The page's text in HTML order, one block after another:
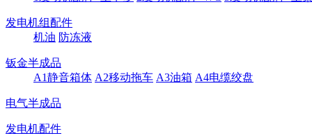
发电机组配件
机油 防冻液
钣金半成品
A1静音箱体 A2移动拖车 A3油箱 A4电缆绞盘
电气半成品
发电机配件